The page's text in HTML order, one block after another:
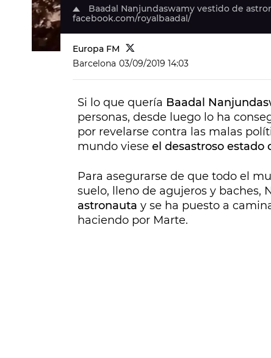
Baadal Nanjundaswamy vestido de
facebook.com/royalbaadal/
Europa FM
Barcelona 03/09/2019 14:03
Si lo que quería Baadal
personas, desde luego lo ha
por revelarse contra las malas
mundo viese el desastroso
Para asegurarse de que todo el
suelo, lleno de agujeros y baches,
astronauta y se ha puesto a
haciendo por Marte.